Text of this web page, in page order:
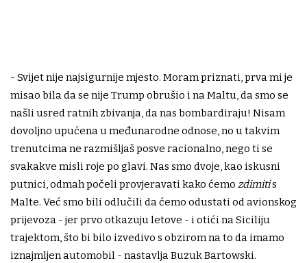
- Svijet nije najsigurnije mjesto. Moram priznati, prva mi je
misao bila da se nije Trump obrušio i na Maltu, da smo se
našli usred ratnih zbivanja, da nas bombardiraju! Nisam
dovoljno upućena u međunarodne odnose, no u takvim
trenutcima ne razmišljaš posve racionalno, nego ti se
svakakve misli roje po glavi. Nas smo dvoje, kao iskusni
putnici, odmah počeli provjeravati kako ćemo zdimitis
Malte. Već smo bili odlučili da ćemo odustati od avionskog
prijevoza - jer prvo otkazuju letove - i otići na Siciliju
trajektom, što bi bilo izvedivo s obzirom na to da imamo
iznajmljen automobil - nastavlja Buzuk Bartowski.